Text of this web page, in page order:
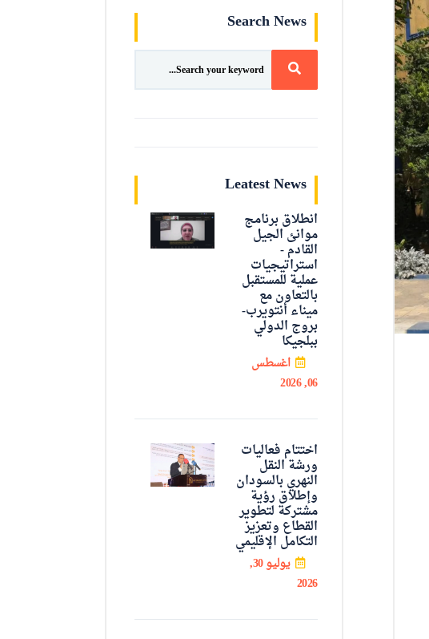
Search News
Leatest News
انطلاق برنامج
موانئ الجيل
القادم -
استراتيجيات
عملية للمستقبل
بالتعاون مع
ميناء أنتويرب-
بروج الدولي
ببلجيكا
اغسطس
06, 2026
اختتام فعاليات
ورشة النقل
النهري بالسودان
وإطلاق رؤية
مشتركة لتطوير
القطاع وتعزيز
التكامل الإقليمي
يوليو 30,
2026